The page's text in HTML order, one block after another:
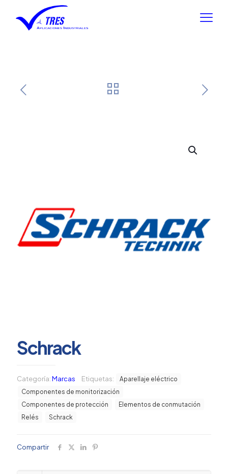
Schrack
Categoría:Marcas Etiquetas:
Aparellaje eléctrico
Componentes de monitorización
Componentes de protección
Elementos de conmutación
Relés
Schrack
Compartir